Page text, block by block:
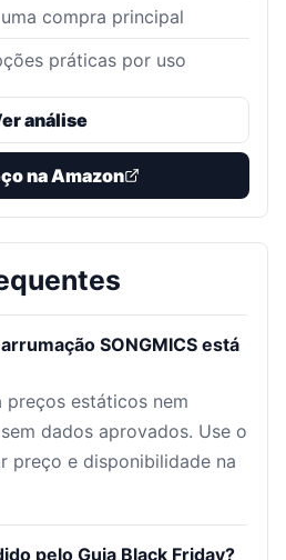
compra principal
práticas por uso
análise
na Amazon
SONGMICS está
preços estáticos nem
dados aprovados. Use o
preço e disponibilidade na
pelo Guia Black Friday?